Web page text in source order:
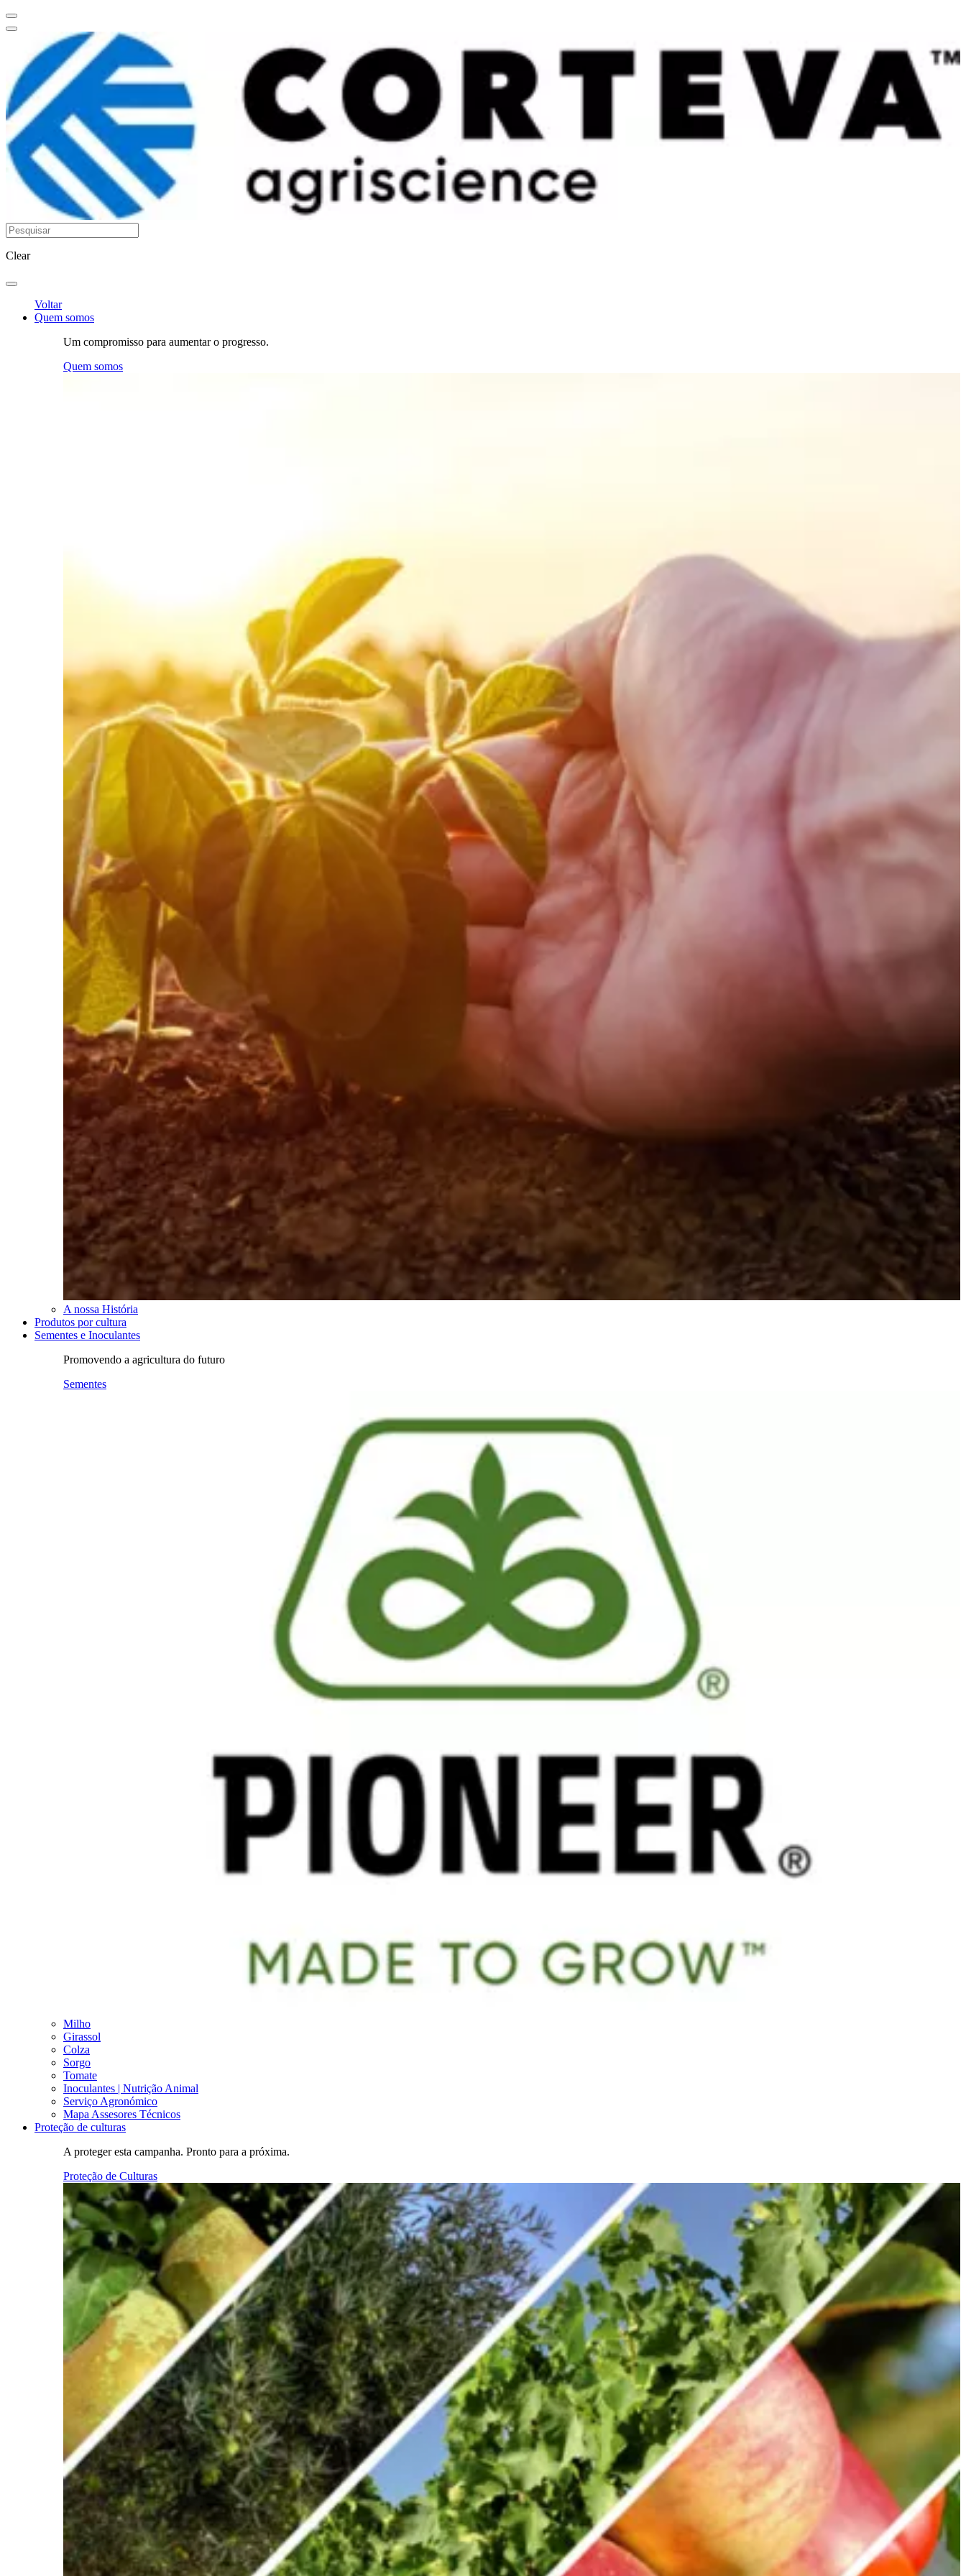
Clear
Voltar
Quem somos
Um compromisso para aumentar o progresso.
Quem somos
A nossa História
Produtos por cultura
Sementes e Inoculantes
Promovendo a agricultura do futuro
Sementes
Milho
Girassol
Colza
Sorgo
Tomate
Inoculantes | Nutrição Animal
Serviço Agronómico
Mapa Assesores Técnicos
Proteção de culturas
A proteger esta campanha. Pronto para a próxima.
Proteção de Culturas